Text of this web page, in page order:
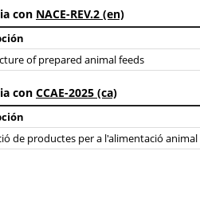
con NACE-REV.2 (en)
of prepared animal feeds
con CCAE-2025 (ca)
de productes per a l'alimentació animal